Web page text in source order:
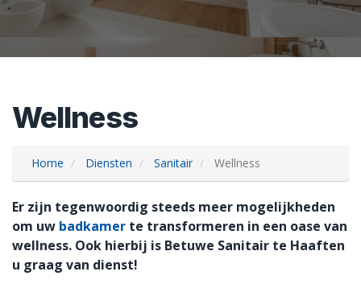
Wellness
Home Diensten Sanitair Wellness
Er zijn tegenwoordig steeds meer mogelijkheden
om uw badkamer te transformeren in een oase van
wellness. Ook hierbij is Betuwe Sanitair te Haaften
u graag van dienst!